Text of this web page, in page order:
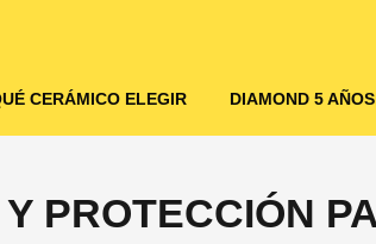
CERÁMICO ELEGIR DIAMOND 5 AÑOS
PROTECCIÓN